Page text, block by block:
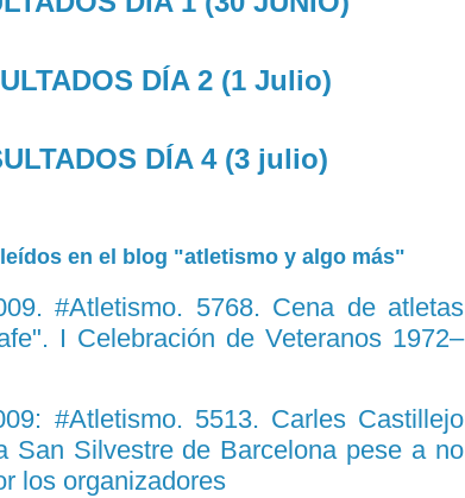
DÍA 2 (1 Julio)
DÍA 4 (3 julio)
en el blog "atletismo y algo más"
#Atletismo. 5768. Cena de atletas
I Celebración de Veteranos 1972–
#Atletismo. 5513. Carles Castillejo
San Silvestre de Barcelona pese a no
los organizadores